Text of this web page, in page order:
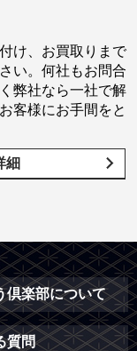
け、お買取りまで
い。何社もお問合
弊社なら一社で解
客様にお手間をと
細
倶楽部について
質問